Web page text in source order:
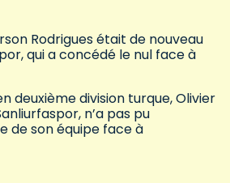
Rodrigues était de nouveau
qui a concédé le nul face à
deuxième division turque, Olivier
n’a pas pu
de son équipe face à